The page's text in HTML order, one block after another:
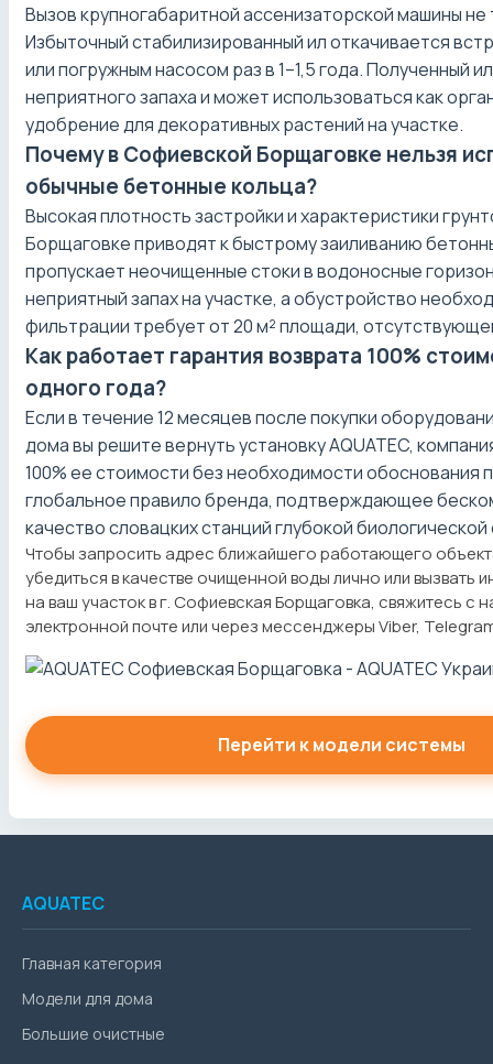
Вызов крупногабаритной ассенизаторской машины не
Избыточный стабилизированный ил откачивается
или погружным насосом раз в 1–1,5 года. Полученный
неприятного запаха и может использоваться как
удобрение для декоративных растений на участке.
Почему в Софиевской Борщаговке нельзя
обычные бетонные кольца?
Высокая плотность застройки и характеристики
Борщаговке приводят к быстрому заиливанию
пропускает неочищенные стоки в водоносные
неприятный запах на участке, а обустройство
фильтрации требует от 20 м² площади,
Как работает гарантия возврата 100%
одного года?
Если в течение 12 месяцев после покупки
дома вы решите вернуть установку AQUATEC,
100% ее стоимости без необходимости обоснования
глобальное правило бренда, подтверждающее
качество словацких станций глубокой биологической
Чтобы запросить адрес ближайшего работающего
убедиться в качестве очищенной воды лично или вызвать
на ваш участок в г. Софиевская Борщаговка, свяжитесь с
электронной почте или через мессенджеры Viber,
Перейти к модели системы
AQUATEC
Главная категория
Модели для дома
Большие очистные